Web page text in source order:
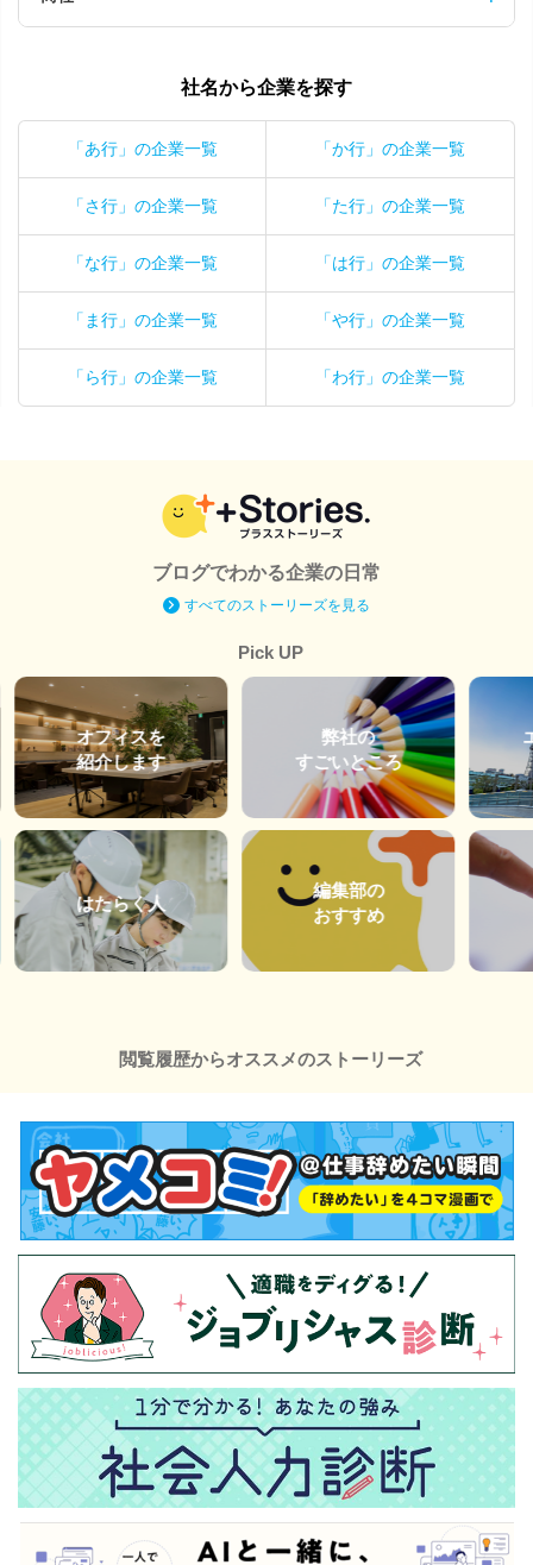
社名から企業を探す
「あ行」の企業一覧 「か行」の企業一覧
「さ行」の企業一覧 「た行」の企業一覧
「な行」の企業一覧 「は行」の企業一覧
「ま行」の企業一覧 「や行」の企業一覧
「ら行」の企業一覧 「わ行」の企業一覧
ブログでわかる企業の日常
すべてのストーリーズを見る
Pick UP
オフィスを
紹介します
はたらく人
弊社の
すごいところ
編集部の
おすすめ
閲覧履歴からオススメのストーリーズ